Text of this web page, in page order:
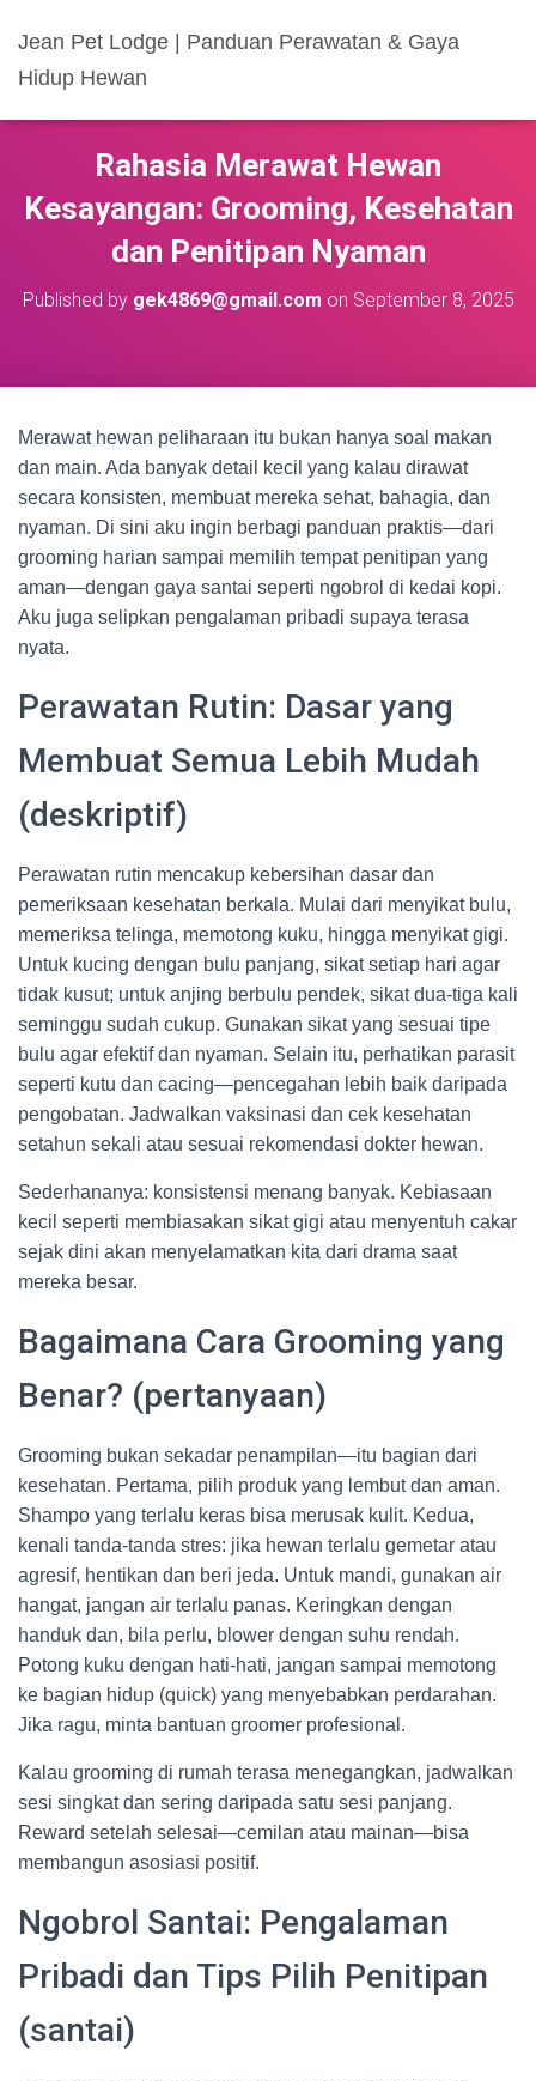
Jean Pet Lodge | Panduan Perawatan & Gaya
Hidup Hewan
Rahasia Merawat Hewan
Kesayangan: Grooming, Kesehatan
dan Penitipan Nyaman
Published by gek4869@gmail.com on September 8, 2025
Merawat hewan peliharaan itu bukan hanya soal makan
dan main. Ada banyak detail kecil yang kalau dirawat
secara konsisten, membuat mereka sehat, bahagia, dan
nyaman. Di sini aku ingin berbagi panduan praktis—dari
grooming harian sampai memilih tempat penitipan yang
aman—dengan gaya santai seperti ngobrol di kedai kopi.
Aku juga selipkan pengalaman pribadi supaya terasa
nyata.
Perawatan Rutin: Dasar yang
Membuat Semua Lebih Mudah
(deskriptif)
Perawatan rutin mencakup kebersihan dasar dan
pemeriksaan kesehatan berkala. Mulai dari menyikat bulu,
memeriksa telinga, memotong kuku, hingga menyikat gigi.
Untuk kucing dengan bulu panjang, sikat setiap hari agar
tidak kusut; untuk anjing berbulu pendek, sikat dua-tiga kali
seminggu sudah cukup. Gunakan sikat yang sesuai tipe
bulu agar efektif dan nyaman. Selain itu, perhatikan parasit
seperti kutu dan cacing—pencegahan lebih baik daripada
pengobatan. Jadwalkan vaksinasi dan cek kesehatan
setahun sekali atau sesuai rekomendasi dokter hewan.
Sederhananya: konsistensi menang banyak. Kebiasaan
kecil seperti membiasakan sikat gigi atau menyentuh cakar
sejak dini akan menyelamatkan kita dari drama saat
mereka besar.
Bagaimana Cara Grooming yang
Benar? (pertanyaan)
Grooming bukan sekadar penampilan—itu bagian dari
kesehatan. Pertama, pilih produk yang lembut dan aman.
Shampo yang terlalu keras bisa merusak kulit. Kedua,
kenali tanda-tanda stres: jika hewan terlalu gemetar atau
agresif, hentikan dan beri jeda. Untuk mandi, gunakan air
hangat, jangan air terlalu panas. Keringkan dengan
handuk dan, bila perlu, blower dengan suhu rendah.
Potong kuku dengan hati-hati, jangan sampai memotong
ke bagian hidup (quick) yang menyebabkan perdarahan.
Jika ragu, minta bantuan groomer profesional.
Kalau grooming di rumah terasa menegangkan, jadwalkan
sesi singkat dan sering daripada satu sesi panjang.
Reward setelah selesai—cemilan atau mainan—bisa
membangun asosiasi positif.
Ngobrol Santai: Pengalaman
Pribadi dan Tips Pilih Penitipan
(santai)